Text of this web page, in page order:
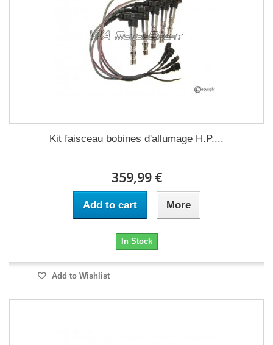
Kit faisceau bobines d'allumage H.P....
359,99 €
Add to cart More
In Stock
Add to Wishlist